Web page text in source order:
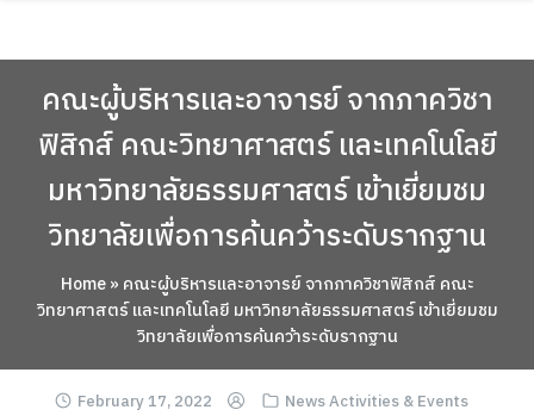
RESEARCH
คณะผู้บริหารและอาจารย์ จากภาควิชา
ฟิสิกส์ คณะวิทยาศาสตร์ และเทคโนโลยี
มหาวิทยาลัยธรรมศาสตร์ เข้าเยี่ยมชม
วิทยาลัยเพื่อการค้นคว้าระดับรากฐาน
Home» คณะผู้บริหารและอาจารย์ จากภาควิชาฟิสิกส์ คณะ
วิทยาศาสตร์ และเทคโนโลยี มหาวิทยาลัยธรรมศาสตร์ เข้าเยี่ยมชม
วิทยาลัยเพื่อการค้นคว้าระดับรากฐาน
February 17, 2022 News Activities & Events